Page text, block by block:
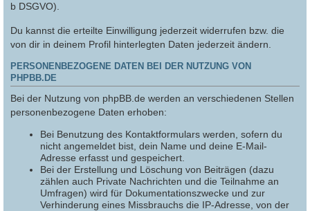
b DSGVO).
Du kannst die erteilte Einwilligung jederzeit widerrufen bzw. die
von dir in deinem Profil hinterlegten Daten jederzeit ändern.
PERSONENBEZOGENE DATEN BEI DER NUTZUNG VON
PHPBB.DE
Bei der Nutzung von phpBB.de werden an verschiedenen Stellen
personenbezogene Daten erhoben:
Bei Benutzung des Kontaktformulars werden, sofern du
nicht angemeldet bist, dein Name und deine E-Mail-
Adresse erfasst und gespeichert.
Bei der Erstellung und Löschung von Beiträgen (dazu
zählen auch Private Nachrichten und die Teilnahme an
Umfragen) wird für Dokumentationszwecke und zur
Verhinderung eines Missbrauchs die IP-Adresse, von der